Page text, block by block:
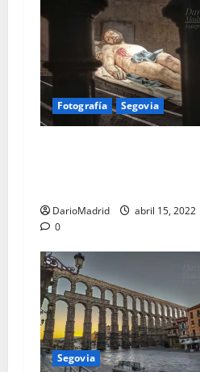
Fotografía Segovia
DarioMadrid
abril 15, 2022
0
Segovia